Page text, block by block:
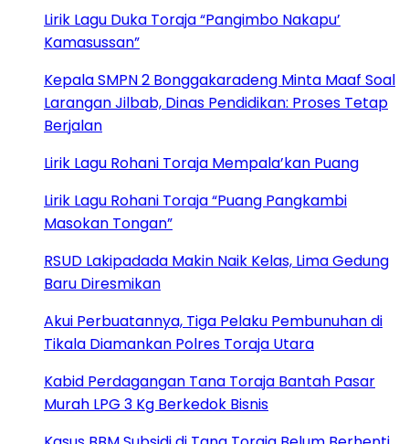
Lirik Lagu Duka Toraja “Pangimbo Nakapu’
Kamasussan”
Kepala SMPN 2 Bonggakaradeng Minta Maaf Soal
Larangan Jilbab, Dinas Pendidikan: Proses Tetap
Berjalan
Lirik Lagu Rohani Toraja Mempala’kan Puang
Lirik Lagu Rohani Toraja “Puang Pangkambi
Masokan Tongan”
RSUD Lakipadada Makin Naik Kelas, Lima Gedung
Baru Diresmikan
Akui Perbuatannya, Tiga Pelaku Pembunuhan di
Tikala Diamankan Polres Toraja Utara
Kabid Perdagangan Tana Toraja Bantah Pasar
Murah LPG 3 Kg Berkedok Bisnis